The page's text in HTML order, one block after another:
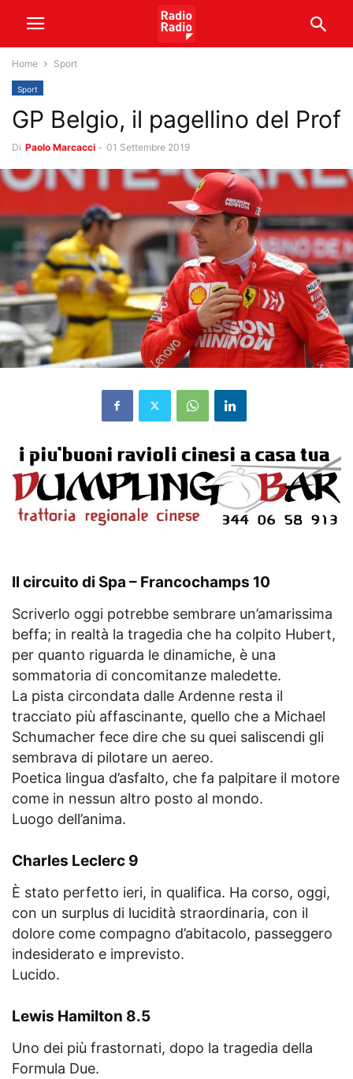
Home Sport
Sport
GP Belgio, il pagellino del Prof
Di Paolo Marcacci - 01 Settembre 2019
Il circuito di Spa – Francochamps 10
Scriverlo oggi potrebbe sembrare un’amarissima
beffa; in realtà la tragedia che ha colpito Hubert,
per quanto riguarda le dinamiche, è una
sommatoria di concomitanze maledette.
La pista circondata dalle Ardenne resta il
tracciato più affascinante, quello che a Michael
Schumacher fece dire che su quei saliscendi gli
sembrava di pilotare un aereo.
Poetica lingua d’asfalto, che fa palpitare il motore
come in nessun altro posto al mondo.
Luogo dell’anima.
Charles Leclerc 9
È stato perfetto ieri, in qualifica. Ha corso, oggi,
con un surplus di lucidità straordinaria, con il
dolore come compagno d’abitacolo, passeggero
indesiderato e imprevisto.
Lucido.
Lewis Hamilton 8.5
Uno dei più frastornati, dopo la tragedia della
Formula Due.